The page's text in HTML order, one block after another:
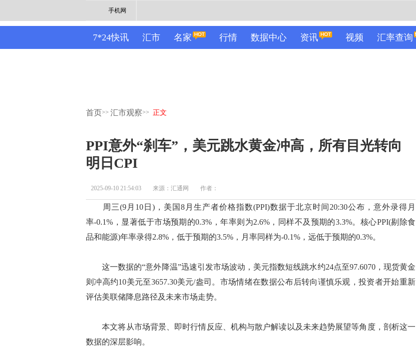
手机网
7*24快讯 汇市 名家 行情 数据中心 资讯 视频 汇率查询
首页>> 汇市观察>> 正文
PPI意外“刹车”，美元跳水黄金冲高，所有目光转向
明日CPI
2025-09-10 21:54:03 来源：汇通网 作者：
周三(9月10日)，美国8月生产者价格指数(PPI)数据于北京时间20:30公布，意外录得月
率-0.1%，显著低于市场预期的0.3%，年率则为2.6%，同样不及预期的3.3%。核心PPI(剔除食
品和能源)年率录得2.8%，低于预期的3.5%，月率同样为-0.1%，远低于预期的0.3%。
这一数据的“意外降温”迅速引发市场波动，美元指数短线跳水约24点至97.6070，现货黄金
则冲高约10美元至3657.30美元/盎司。市场情绪在数据公布后转向谨慎乐观，投资者开始重新
评估美联储降息路径及未来市场走势。
本文将从市场背景、即时行情反应、机构与散户解读以及未来趋势展望等角度，剖析这一
数据的深层影响。